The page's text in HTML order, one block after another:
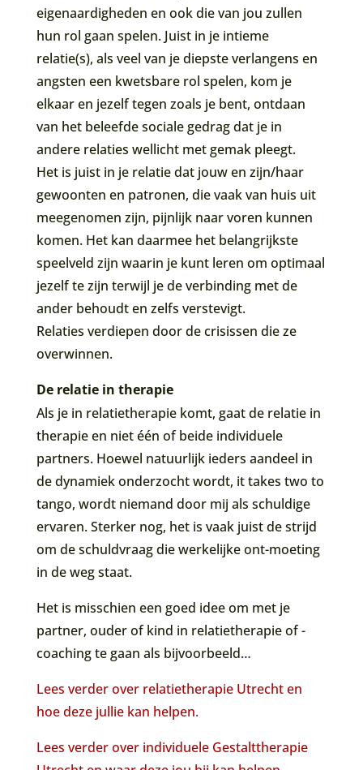
eigenaardigheden en ook die van jou zullen
hun rol gaan spelen. Juist in je intieme
relatie(s), als veel van je diepste verlangens en
angsten een kwetsbare rol spelen, kom je
elkaar en jezelf tegen zoals je bent, ontdaan
van het beleefde sociale gedrag dat je in
andere relaties wellicht met gemak pleegt.
Het is juist in je relatie dat jouw en zijn/haar
gewoonten en patronen, die vaak van huis uit
meegenomen zijn, pijnlijk naar voren kunnen
komen. Het kan daarmee het belangrijkste
speelveld zijn waarin je kunt leren om optimaal
jezelf te zijn terwijl je de verbinding met de
ander behoudt en zelfs verstevigt.
Relaties verdiepen door de crisissen die ze
overwinnen.
De relatie in therapie
Als je in relatietherapie komt, gaat de relatie in
therapie en niet één of beide individuele
partners. Hoewel natuurlijk ieders aandeel in
de dynamiek onderzocht wordt, it takes two to
tango, wordt niemand door mij als schuldige
ervaren. Sterker nog, het is vaak juist de strijd
om de schuldvraag die werkelijke ont-moeting
in de weg staat.
Het is misschien een goed idee om met je
partner, ouder of kind in relatietherapie of -
coaching te gaan als bijvoorbeeld…
Lees verder over relatietherapie Utrecht en
hoe deze jullie kan helpen.
Lees verder over individuele Gestalttherapie